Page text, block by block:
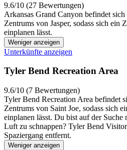
9.6/10 (27 Bewertungen)
Arkansas Grand Canyon befindet
Zentrums von Jasper, sodass sich ein
einplanen lässt.
Weniger anzeigen
Unterkünfte anzeigen
Tyler Bend Recreation Area
9.6/10 (7 Bewertungen)
Tyler Bend Recreation Area befindet
Zentrums von Saint Joe, sodass sich
einplanen lässt. Du bist auf der Suche
Luft zu schnappen? Tyler Bend
Spaziergang entfernt.
Weniger anzeigen